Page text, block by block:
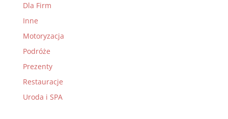
Dla Firm
Inne
Motoryzacja
Podróże
Prezenty
Restauracje
Uroda i SPA